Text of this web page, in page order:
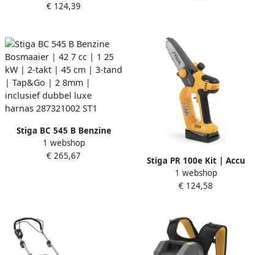
| koolborstels | 30 cm |
accu en lader- 273100001
ST1
€ 124,39
Stiga BC 545 B Benzine
Bosmaaier | 42 7 cc | 1 25
kW | 2-takt | 45 cm | 3-tand
1 webshop
€ 265,67
Stiga PR 100e Kit | Accu
Snoeizaag | 1 serie | 0 3 kW
| Zwaardlengte 13 cm | 7 5
ST1
1 webshop
€ 124,58